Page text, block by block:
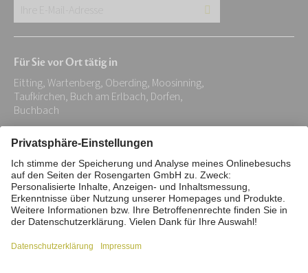
Adresse:
*
Für Sie vor Ort tätig in
Eitting, Wartenberg, Oberding, Moosinning,
Taufkirchen, Buch am Erlbach, Dorfen,
Buchbach
Impressum Datenschutz
Stiftung
Interne Meldestelle
Zahlungsmittel
Barrierefreiheitserklärung
Vertrag widerrufen